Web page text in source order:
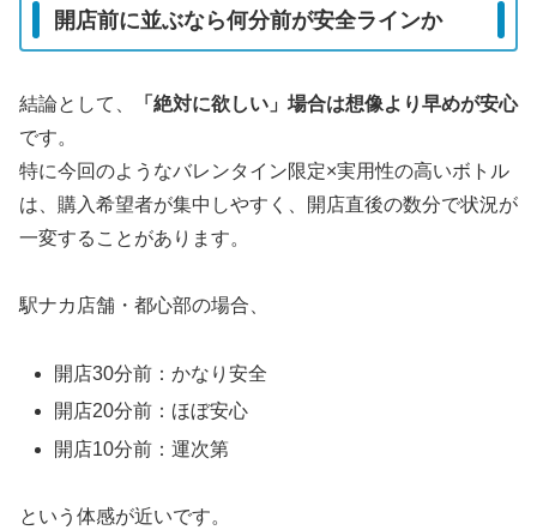
開店前に並ぶなら何分前が安全ラインか
結論として、
「絶対に欲しい」場合は想像より早めが安心
です。
特に今回のようなバレンタイン限定×実用性の高いボトル
は、購入希望者が集中しやすく、開店直後の数分で状況が
一変することがあります。
駅ナカ店舗・都心部の場合、
開店30分前：かなり安全
開店20分前：ほぼ安心
開店10分前：運次第
という体感が近いです。